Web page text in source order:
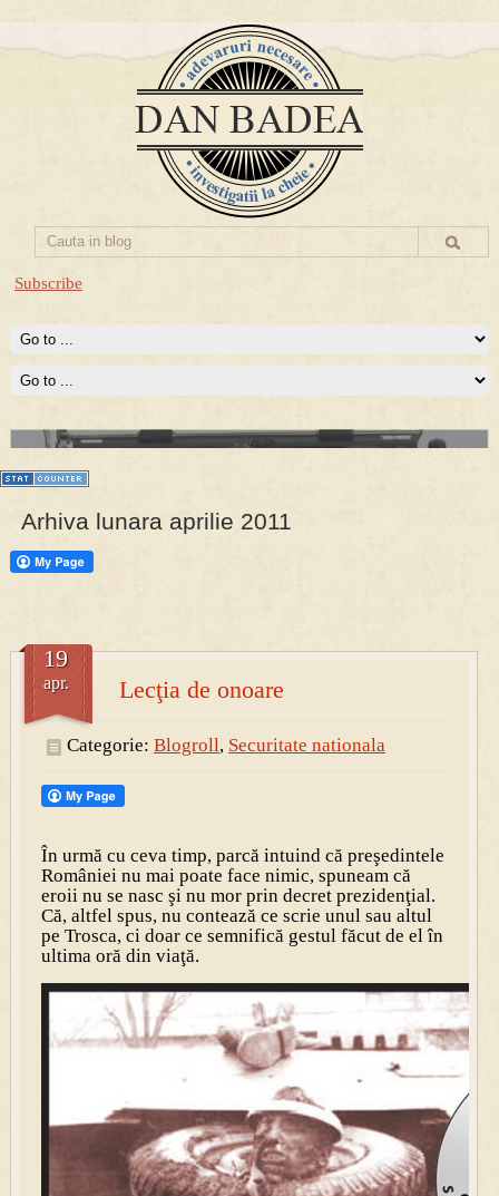
Subscribe
PRESA
Permise pentru vânătoarea de porci în costume, cu gulere albe
Prima mea carte publicata (Nemira)
Averea Presedintelui: prima lucrare despre controversatele
conturi secrete ale Securitatii.
Arhiva lunara aprilie 2011
Lecţia de onoare
19
apr.
Categorie: Blogroll, Securitate nationala
În urmă cu ceva timp, parcă intuind că preşedintele
României nu mai poate face nimic, spuneam că
eroii nu se nasc şi nu mor prin decret prezidenţial.
Că, altfel spus, nu contează ce scrie unul sau altul
pe Trosca, ci doar ce semnifică gestul făcut de el în
ultima oră din viaţă.